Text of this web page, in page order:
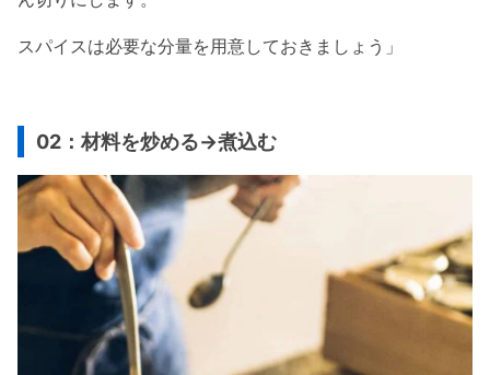
スパイスは必要な分量を用意しておきましょう」
02：材料を炒める→煮込む